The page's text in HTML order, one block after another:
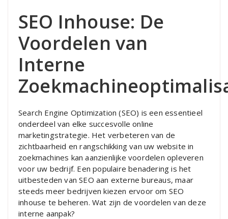
SEO Inhouse: De
Voordelen van
Interne
Search Engine Optimization (SEO) is een essentieel
onderdeel van elke succesvolle online
marketingstrategie. Het verbeteren van de
zichtbaarheid en rangschikking van uw website in
zoekmachines kan aanzienlijke voordelen opleveren
voor uw bedrijf. Een populaire benadering is het
uitbesteden van SEO aan externe bureaus, maar
steeds meer bedrijven kiezen ervoor om SEO
inhouse te beheren. Wat zijn de voordelen van deze
interne aanpak?